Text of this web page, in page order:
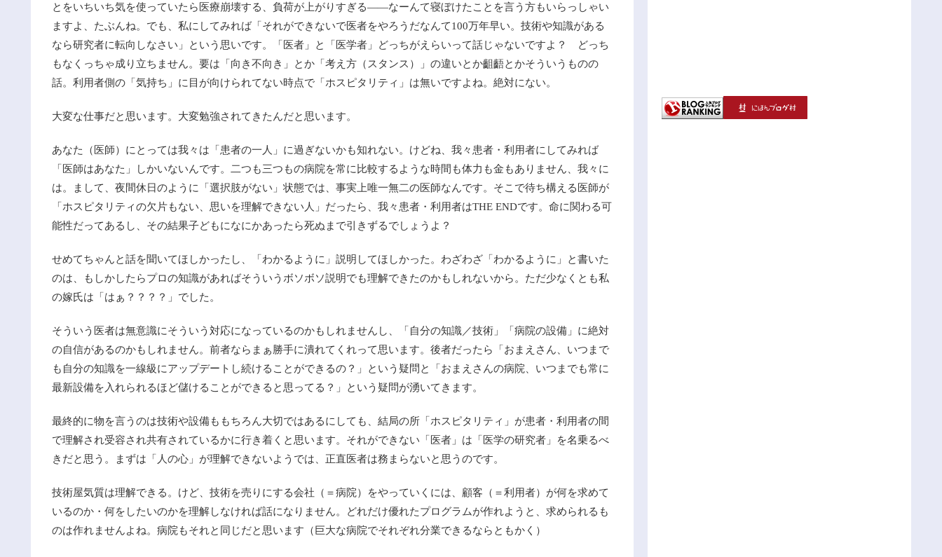
とをいちいち気を使っていたら医療崩壊する、負荷が上がりすぎる――なーんて寝ぼけたことを言う方もいらっしゃい
ますよ、たぶんね。でも、私にしてみれば「それができないで医者をやろうだなんて100万年早い。技術や知識がある
なら研究者に転向しなさい」という思いです。「医者」と「医学者」どっちがえらいって話じゃないですよ？ どっち
もなくっちゃ成り立ちません。要は「向き不向き」とか「考え方（スタンス）」の違いとか齟齬とかそういうものの
話。利用者側の「気持ち」に目が向けられてない時点で「ホスピタリティ」は無いですよね。絶対にない。
大変な仕事だと思います。大変勉強されてきたんだと思います。
あなた（医師）にとっては我々は「患者の一人」に過ぎないかも知れない。けどね、我々患者・利用者にしてみれば
「医師はあなた」しかいないんです。二つも三つもの病院を常に比較するような時間も体力も金もありません、我々に
は。まして、夜間休日のように「選択肢がない」状態では、事実上唯一無二の医師なんです。そこで待ち構える医師が
「ホスピタリティの欠片もない、思いを理解できない人」だったら、我々患者・利用者はTHE ENDです。命に関わる可
能性だってあるし、その結果子どもになにかあったら死ぬまで引きずるでしょうよ？
せめてちゃんと話を聞いてほしかったし、「わかるように」説明してほしかった。わざわざ「わかるように」と書いた
のは、もしかしたらプロの知識があればそういうボソボソ説明でも理解できたのかもしれないから。ただ少なくとも私
の嫁氏は「はぁ？？？？」でした。
そういう医者は無意識にそういう対応になっているのかもしれませんし、「自分の知識／技術」「病院の設備」に絶対
の自信があるのかもしれません。前者ならまぁ勝手に潰れてくれって思います。後者だったら「おまえさん、いつまで
も自分の知識を一線級にアップデートし続けることができるの？」という疑問と「おまえさんの病院、いつまでも常に
最新設備を入れられるほど儲けることができると思ってる？」という疑問が湧いてきます。
最終的に物を言うのは技術や設備ももちろん大切ではあるにしても、結局の所「ホスピタリティ」が患者・利用者の間
で理解され受容され共有されているかに行き着くと思います。それができない「医者」は「医学の研究者」を名乗るべ
きだと思う。まずは「人の心」が理解できないようでは、正直医者は務まらないと思うのです。
技術屋気質は理解できる。けど、技術を売りにする会社（＝病院）をやっていくには、顧客（＝利用者）が何を求めて
いるのか・何をしたいのかを理解しなければ話になりません。どれだけ優れたプログラムが作れようと、求められるも
のは作れませんよね。病院もそれと同じだと思います（巨大な病院でそれぞれ分業できるならともかく）